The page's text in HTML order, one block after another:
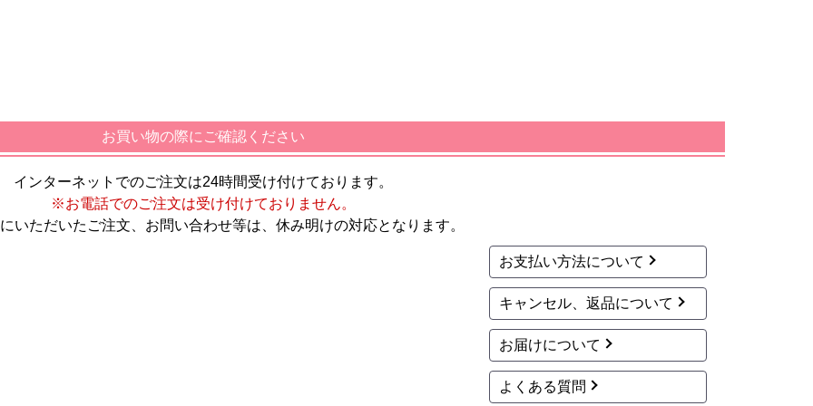
お買い物の際にご確認ください
インターネットでのご注文は24時間受け付けております。
※お電話でのご注文は受け付けておりません。
いただいたご注文、お問い合わせ等は、休み明けの対応となります。
お支払い方法について
キャンセル、返品について
お届けについて
よくある質問